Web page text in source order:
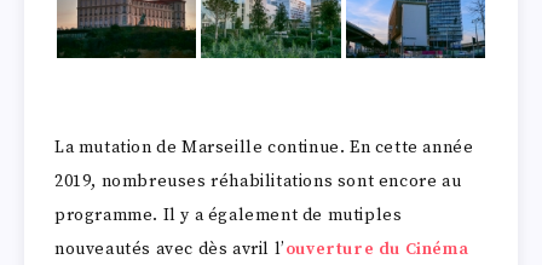
La mutation de Marseille continue. En cette année
2019, nombreuses réhabilitations sont encore au
programme. Il y a également de mutiples
nouveautés avec dès avril l’ouverture du Cinéma